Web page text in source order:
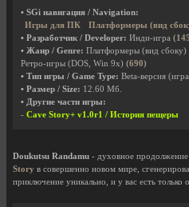
• SGi навигация / Navigation:
Игры для ПК
Платформеры (вид
• Разработчик / Developer: Инди-игра
• Жанр / Genre: Платформеры (вид сбоку)
Ретро-игры (DOS, Win 9x) (690)
• Тип игры / Game Type: Beta-версия
• Размер / Size: 12.60 Мб.
• Другие части игры:
- Cave Story+ v1.0r1 / История пещеры
Doukutsu Randamu - духовное
Story в совершенно новом мире,
приключение уникально, и у вас есть только